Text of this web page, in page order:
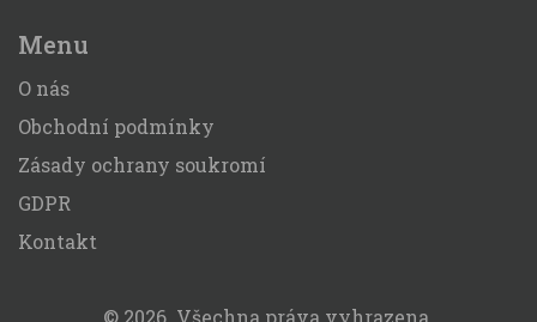
Menu
O nás
Obchodní podmínky
Zásady ochrany soukromí
GDPR
Kontakt
© 2026. Všechna práva vyhrazena.